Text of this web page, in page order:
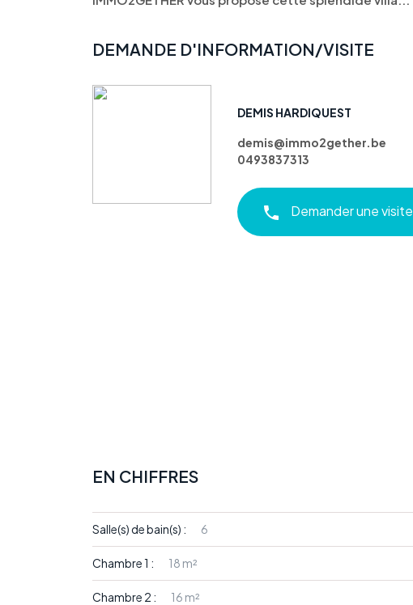
DEMANDE D'INFORMATION/VISITE
DEMIS HARDIQUEST
demis@immo2gether.be
0493837313
Demander une visite
EN CHIFFRES
Salle(s) de bain(s) : 6
Chambre 1 : 18 m²
Chambre 2 : 16 m²